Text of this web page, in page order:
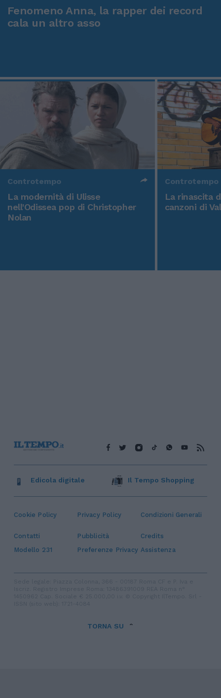
Fenomeno Anna, la rapper dei record
cala un altro asso
Controtempo
La modernità di Ulisse
nell'Odissea pop di Christopher
Nolan
Controtempo
La rinascita
canzoni di
Cookie Policy Privacy Policy Condizioni Generali
Contatti Pubblicità
Credits
Modello 231
Preferenze Privacy Assistenza
Edicola digitale Il Tempo Shopping
TORNA SU